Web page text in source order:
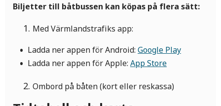
Biljetter till båtbussen kan köpas på flera sätt:
Med Värmlandstrafiks app:
Ladda ner appen för Android: Google Play
Ladda ner appen för Apple: App Store
Ombord på båten (kort eller reskassa)